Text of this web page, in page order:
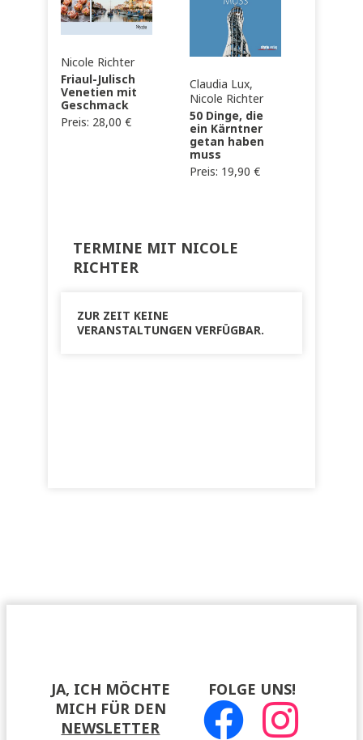
Nicole Richter
Friaul-Julisch
Venetien mit
Geschmack
Preis: 28,00€
Claudia Lux,
Nicole Richter
50 Dinge, die
ein Kärntner
getan haben
muss
Preis: 19,90 €
TERMINE MIT NICOLE
RICHTER
ZUR ZEIT KEINE
VERANSTALTUNGEN VERFÜGBAR.
JA, ICH MÖCHTE
MICH FÜR DEN
NEWSLETTER
FOLGE UNS!